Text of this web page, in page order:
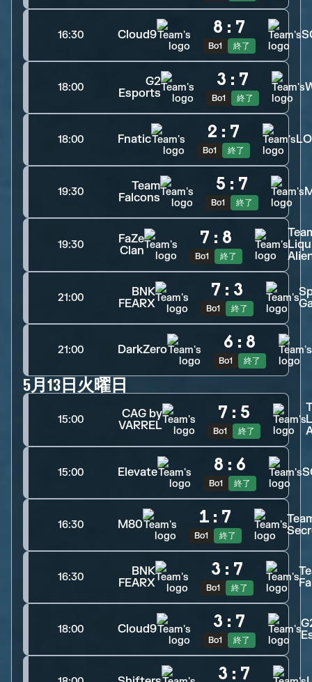
16:30 Cloud9 8 : 7
Bo1 終了
18:00
G2
Esports
3 : 7
Bo1 終了
18:00 Fnatic 2 : 7
Bo1 終了
19:30
Team
Falcons
5 : 7
Bo1 終了
19:30
FaZe
Clan
7 : 8
Bo1 終了
21:00
BNK
FEARX
7 : 3
Bo1 終了
21:00 DarkZero 6 : 8
Bo1 終了
5月13日火曜日
15:00
CAG by
VARREL
7 : 5
Bo1 終了
15:00 Elevate 8 : 6
Bo1 終了
16:30 M80 1 : 7
Bo1 終了
16:30
BNK
FEARX
3 : 7
Bo1 終了
18:00 Cloud9 3 : 7
Bo1 終了
3 : 7